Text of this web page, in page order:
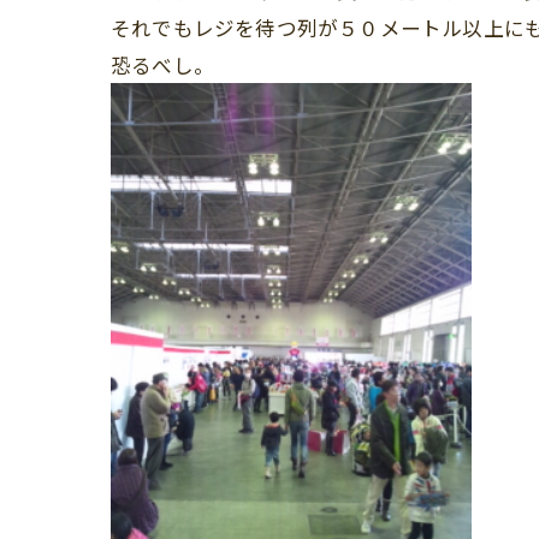
それでもレジを待つ列が５０メートル以上に
恐るべし。